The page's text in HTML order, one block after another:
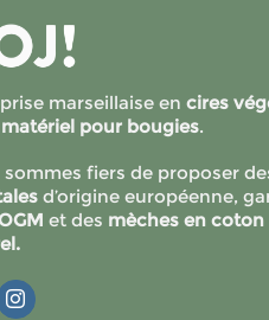
marseillaise en cires
pour bougies.
sommes fiers de proposer
d’origine européenne,
et des mèches en coton